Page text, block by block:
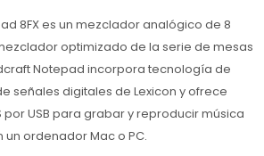
8FX es un mezclador analógico de 8
optimizado de la serie de mesas
Notepad incorpora tecnología de
señales digitales de Lexicon y ofrece
USB para grabar y reproducir música
un ordenador Mac o PC.